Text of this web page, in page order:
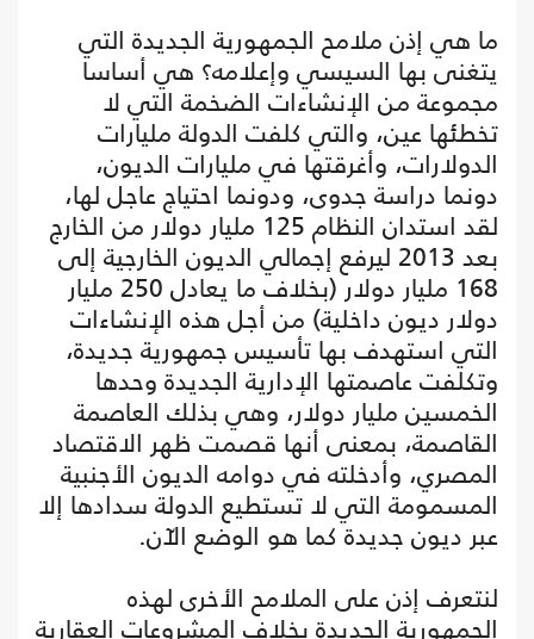
ما هي إذن ملامح الجمهورية الجديدة التي
يتغنى بها السيسي وإعلامه؟ هي أساسا
مجموعة من الإنشاءات الضخمة التي لا
تخطئها عين، والتي كلفت الدولة مليارات
الدولارات، وأغرقتها في مليارات الديون،
دونما دراسة جدوى، ودونما احتياج عاجل لها،
لقد استدان النظام 125 مليار دولار من الخارج
بعد 2013 ليرفع إجمالي الديون الخارجية إلى
168 مليار دولار (بخلاف ما يعادل 250 مليار
دولار ديون داخلية) من أجل هذه الإنشاءات
التي استهدف بها تأسيس جمهورية جديدة،
وتكلفت عاصمتها الإدارية الجديدة وحدها
الخمسين مليار دولار، وهي بذلك العاصمة
القاصمة، بمعنى أنها قصمت ظهر الاقتصاد
المصري، وأدخلته في دوامه الديون الأجنبية
المسمومة التي لا تستطيع الدولة سدادها إلا
عبر ديون جديدة كما هو الوضع الآن.
لنتعرف إذن على الملامح الأخرى لهذه
الجمهورية الجديدة بخلاف المشروعات العقارية